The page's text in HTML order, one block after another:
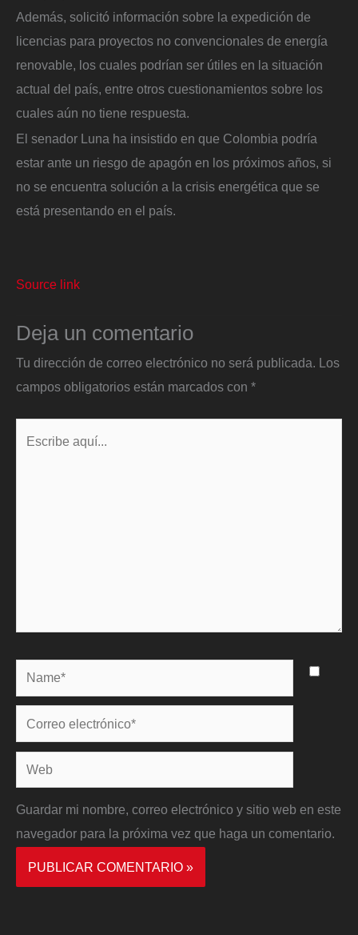
Además, solicitó información sobre la expedición de
licencias para proyectos no convencionales de energía
renovable, los cuales podrían ser útiles en la situación
actual del país, entre otros cuestionamientos sobre los
cuales aún no tiene respuesta.
El senador Luna ha insistido en que Colombia podría
estar ante un riesgo de apagón en los próximos años, si
no se encuentra solución a la crisis energética que se
está presentando en el país.
Source link
Deja un comentario
Tu dirección de correo electrónico no será publicada.
Los
campos obligatorios están marcados con *
Name*
Correo
electrónico*
Web
Guardar mi nombre, correo electrónico y sitio web en este
navegador para la próxima vez que haga un comentario.